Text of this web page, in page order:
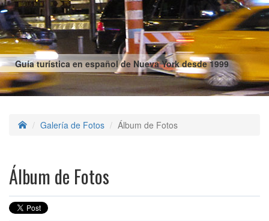
Guía turística en español de Nueva York desde 1999
Galería de Fotos Álbum de Fotos
Álbum de Fotos